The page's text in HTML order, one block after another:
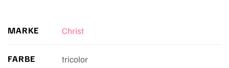
MARKE Christ
FARBE tricolor